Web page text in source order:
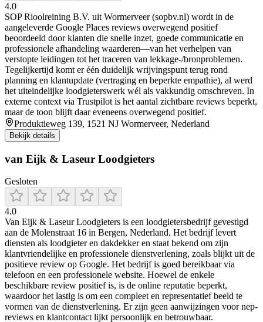
4.0
SOP Rioolreining B.V. uit Wormerveer (sopbv.nl) wordt in de
aangeleverde Google Places reviews overwegend positief
beoordeeld door klanten die snelle inzet, goede communicatie en
professionele afhandeling waarderen—van het verhelpen van
verstopte leidingen tot het traceren van lekkage-/bronproblemen.
Tegelijkertijd komt er één duidelijk wrijvingspunt terug rond
planning en klantupdate (vertraging en beperkte empathie), al werd
het uiteindelijke loodgieterswerk wél als vakkundig omschreven. In
externe context via Trustpilot is het aantal zichtbare reviews beperkt,
maar de toon blijft daar eveneens overwegend positief.
Produktieweg 139, 1521 NJ Wormerveer, Nederland
Bekijk details
van Eijk & Laseur Loodgieters
Gesloten
4.0
Van Eijk & Laseur Loodgieters is een loodgietersbedrijf gevestigd
aan de Molenstraat 16 in Bergen, Nederland. Het bedrijf levert
diensten als loodgieter en dakdekker en staat bekend om zijn
klantvriendelijke en professionele dienstverlening, zoals blijkt uit de
positieve review op Google. Het bedrijf is goed bereikbaar via
telefoon en een professionele website. Hoewel de enkele
beschikbare review positief is, is de online reputatie beperkt,
waardoor het lastig is om een compleet en representatief beeld te
vormen van de dienstverlening. Er zijn geen aanwijzingen voor nep-
reviews en klantcontact lijkt persoonlijk en betrouwbaar.